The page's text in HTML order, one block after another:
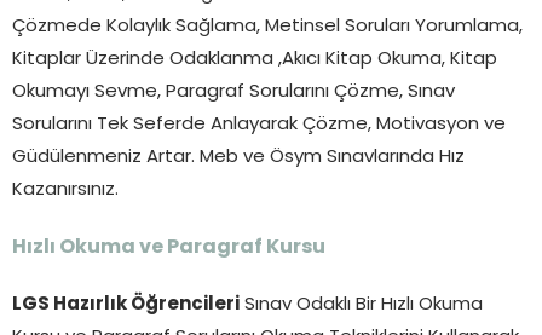
Çözmede Kolaylık Sağlama, Metinsel Soruları Yorumlama,
Kitaplar Üzerinde Odaklanma ,Akıcı Kitap Okuma, Kitap
Okumayı Sevme, Paragraf Sorularını Çözme, Sınav
Sorularını Tek Seferde Anlayarak Çözme, Motivasyon ve
Güdülenmeniz Artar. Meb ve Ösym Sınavlarında Hız
Kazanırsınız.
Hızlı Okuma ve Paragraf Kursu
LGS Hazırlık Öğrencileri Sınav Odaklı Bir Hızlı Okuma